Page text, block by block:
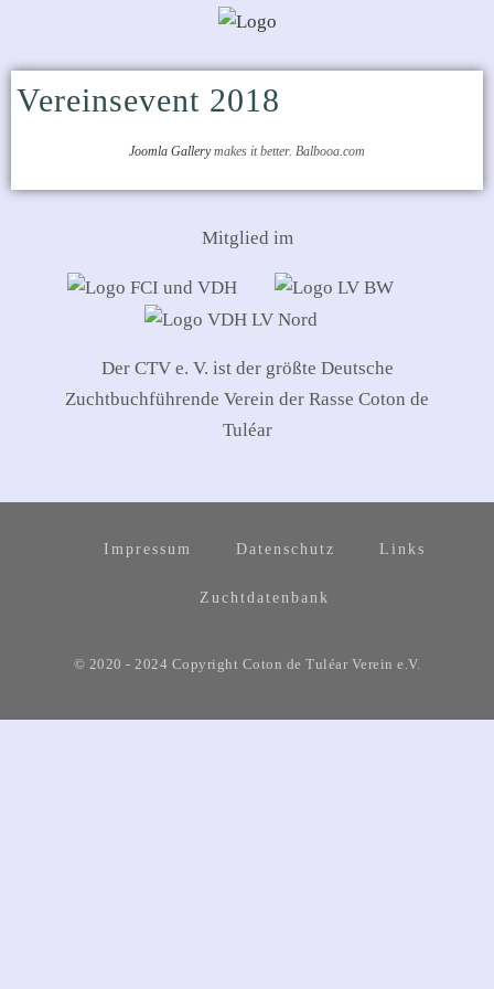
Vereinsevent 2018
Joomla Gallerymakes it better. Balbooa.com
Mitglied im
Der CTV e. V. ist der größte Deutsche
Zuchtbuchführende Verein der Rasse Coton de
Tuléar
Impressum Datenschutz Links
Zuchtdatenbank
© 2020 - 2024 Copyright Coton de Tuléar Verein e.V.